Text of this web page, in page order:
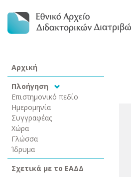
Αρχική
Πλοήγηση
Επιστημονικό πεδίο
Ημερομηνία
Συγγραφέας
Χώρα
Γλώσσα
Ίδρυμα
Σχετικά με το ΕΑΔΔ